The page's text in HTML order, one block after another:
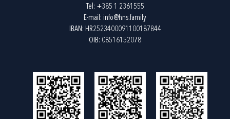
Tel: +385 1 2361555
E-mail: info@hns.family
IBAN: HR2523400091100187844
OIB: 08516152078